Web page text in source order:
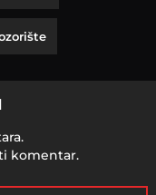
komentar.